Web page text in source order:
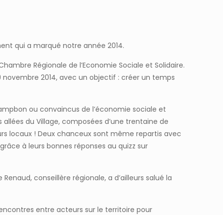
qui a marqué notre année 2014.
Régionale de l’Economie Sociale et Solidaire.
2014, avec un objectif : créer un temps
ou convaincus de l’économie sociale et
du Village, composées d’une trentaine de
locaux ! Deux chanceux sont même repartis avec
à leurs bonnes réponses au quizz sur
conseillère régionale, a d’ailleurs salué la
entre acteurs sur le territoire pour